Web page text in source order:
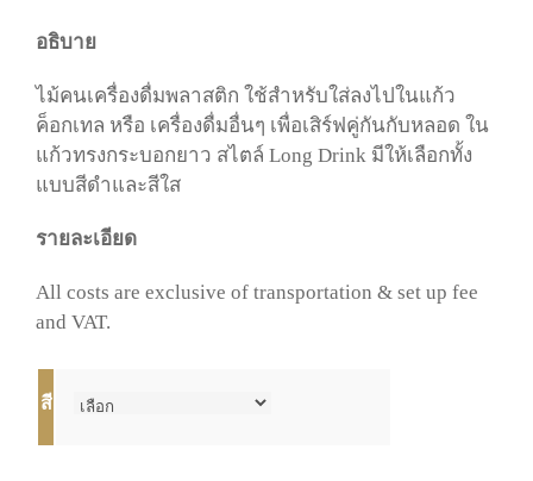
อธิบาย
ไม้คนเครื่องดื่มพลาสติก ใช้สำหรับใส่ลงไปในแก้ว
ค็อกเทล หรือ เครื่องดื่มอื่นๆ เพื่อเสิร์ฟคู่กันกับหลอด ใน
แก้วทรงกระบอกยาว สไตล์ Long Drink มีให้เลือกทั้ง
แบบสีดำและสีใส
รายละเอียด
All costs are exclusive of transportation & set up fee
and VAT.
สี